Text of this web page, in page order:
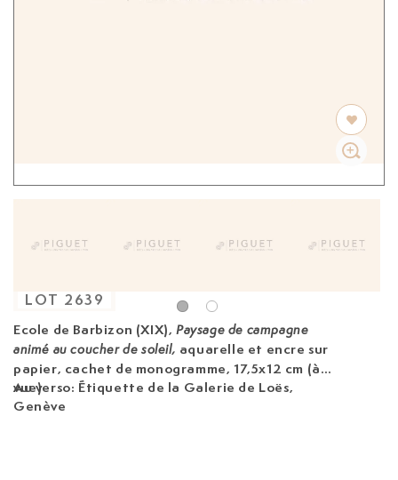
Ecole de Barbizon (XIX), Paysage de campagne
animé au coucher de soleil, aquarelle et encre sur
papier, cachet de monogramme, 17,5x12 cm (à
vue)
Au verso: Étiquette de la Galerie de Loës,
Genève
LOT 2639